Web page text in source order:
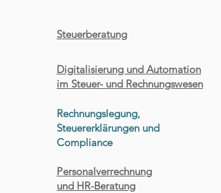
Steuerberatung
Digitalisierung und Automation
im Steuer- und Rechnungswesen
Rechnungslegung,
Steuererklärungen und
Compliance
Personalverrechnung
und HR-Beratung